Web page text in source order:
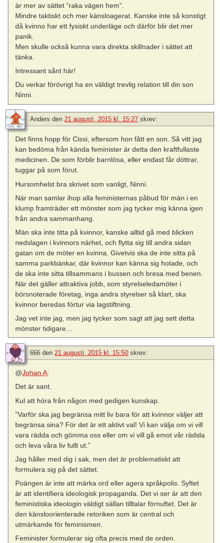
är mer av sättet ”raka vägen hem”.
Mindre taktiskt och mer känsloagerat. Kanske inte så konstigt
då kvinno har ett fysiskt underläge och därför blir det mer
panik.
Men skulle också kunna vara direkta skillnader i sättet att
tänka.
Intressant sånt här!
Du verkar förövrigt ha en väldigt trevlig relation till din son
Ninni.
Anders den 21 augusti, 2015 kl. 15:27 skrev:
Det finns hopp för Cissi, eftersom hon fått en son. Så vitt jag
kan bedöma från kända feminister är detta den kraftfullaste
medicinen. De som förblir barnlösa, eller endast får döttrar,
tuggar på som förut.
Hursomhelst bra skrivet som vanligt, Ninni.
När man samlar ihop alla feministernas påbud för män i en
klump framträder ett mönster som jag tycker mig känna igen
från andra sammanhang.
Män ska inte titta på kvinnor, kanske alltid gå med blicken
nedslagen i kvinnors närhet, och flytta sig till andra sidan
gatan om de möter en kvinna. Givetvis ska de inte sitta på
samma parkbänkar, där kvinnor kan känna sig hotade, och
de ska inte sitta tillsammans i bussen och bresa med benen.
När det gäller attraktiva jobb, som styrelseledamöter i
börsnoterade företag, inga andra styrelser så klart, ska
kvinnor beredas förtur via lagstiftning.
Jag vet inte jag, men jag tycker som sagt att jag sett detta
mönster tidigare…
666 den 21 augusti, 2015 kl. 15:50 skrev:
@Johan A:
Det är sant.
Kul att höra från någon med gedigen kunskap.
”Varför ska jag begränsa mitt liv bara för att kvinnor väljer att
begränsa sina? För det är ett aktivt val! Vi kan välja om vi vill
vara rädda och gömma oss eller om vi vill gå emot vår rädsla
och leva våra liv fullt ut.”
Jag håller med dig i sak, men det är problematiskt att
formulera sig på det sättet.
Poängen är inte att märka ord eller agera språkpolis. Syftet
är att identifiera ideologisk propaganda. Det vi ser är att den
feministiska ideologin väldigt sällan tilltalar förnuftet. Det är
den känsloorienterade retoriken som är central och
utmärkande för feminismen.
Feminister formulerar sig ofta precis med de orden.